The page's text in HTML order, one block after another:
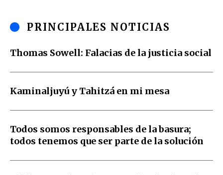
PRINCIPALES NOTICIAS
Thomas Sowell: Falacias de la justicia social
Kaminaljuyú y Tahitzá en mi mesa
Todos somos responsables de la basura;
todos tenemos que ser parte de la solución